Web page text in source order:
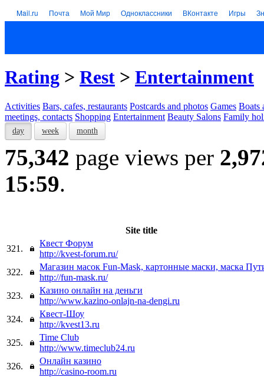
Mail.ru Почта Мой Мир Одноклассники ВКонтакте Игры
Rating > Rest > Entertainment
Activities Bars, cafes, restaurants Postcards and photos Games Boats
meetings, contacts Shopping Entertainment Beauty Salons Family
day week month
75,342 page views per
15:59.
Site title
321.
Квест Форум
http://kvest-forum.ru/
322.
Магазин масок Fun-Mask, картонные маски, маска
http://fun-mask.ru/
323.
Казино онлайн на деньги
http://www.kazino-onlajn-na-dengi.ru
324.
Квест-Шоу
http://kvest13.ru
325.
Time Club
http://www.timeclub24.ru
326.
Онлайн казино
http://casino-room.ru